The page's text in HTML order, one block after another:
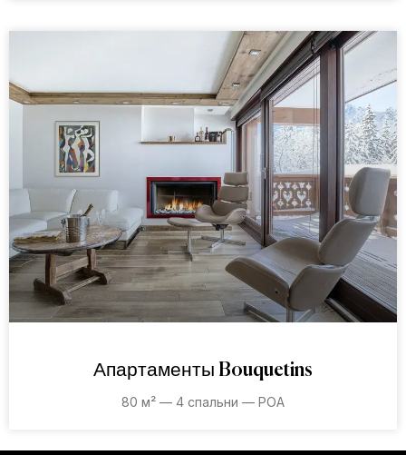
Апартаменты Bouquetins
80 м² — 4 спальни — POA